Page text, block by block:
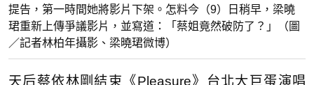
提告，第一時間她將影片下架。怎料今（9）日稍早，梁曉
珺重新上傳爭議影片，並寫道：「蔡姐竟然破防了？」（圖
／記者林柏年攝影、梁曉珺微博）
天后蔡依林剛結束《Pleasure》台北大巨蛋演唱